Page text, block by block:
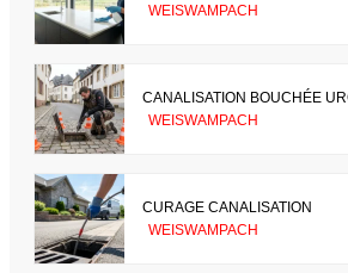
WEISWAMPACH
CANALISATION BOUCHÉE
WEISWAMPACH
CURAGE CANALISATION
WEISWAMPACH